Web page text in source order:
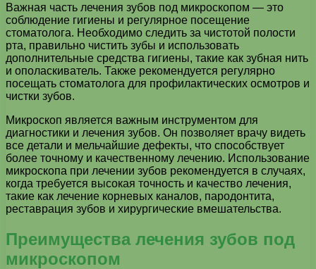
Важная часть лечения зубов под микроскопом — это
соблюдение гигиены и регулярное посещение
стоматолога. Необходимо следить за чистотой полости
рта, правильно чистить зубы и использовать
дополнительные средства гигиены, такие как зубная нить
и ополаскиватель. Также рекомендуется регулярно
посещать стоматолога для профилактических осмотров и
чистки зубов.
Микроскоп является важным инструментом для
диагностики и лечения зубов. Он позволяет врачу видеть
все детали и мельчайшие дефекты, что способствует
более точному и качественному лечению. Использование
микроскопа при лечении зубов рекомендуется в случаях,
когда требуется высокая точность и качество лечения,
такие как лечение корневых каналов, пародонтита,
реставрация зубов и хирургические вмешательства.
Преимущества лечения зубов под
микроскопом